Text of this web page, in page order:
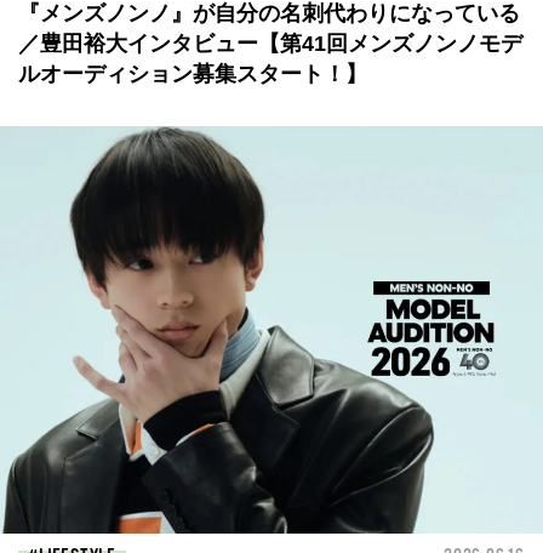
『メンズノンノ』が自分の名刺代わりになっている
／豊田裕大インタビュー【第41回メンズノンノモデ
ルオーディション募集スタート！】